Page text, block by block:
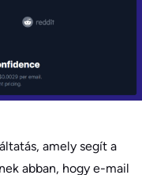
amely segít a
abban, hogy e-mail